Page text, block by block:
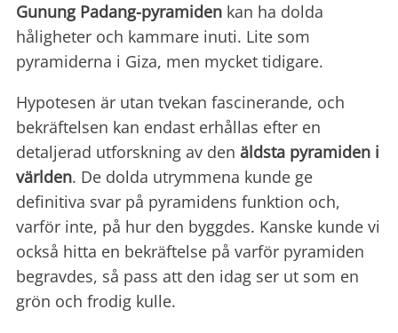
Gunung Padang-pyramiden kan ha dolda
håligheter och kammare inuti. Lite som
pyramiderna i Giza, men mycket tidigare.
Hypotesen är utan tvekan fascinerande, och
bekräftelsen kan endast erhållas efter en
detaljerad utforskning av den äldsta pyramiden i
världen. De dolda utrymmena kunde ge
definitiva svar på pyramidens funktion och,
varför inte, på hur den byggdes. Kanske kunde vi
också hitta en bekräftelse på varför pyramiden
begravdes, så pass att den idag ser ut som en
grön och frodig kulle.